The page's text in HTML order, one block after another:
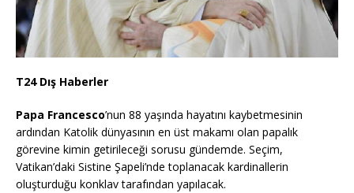
T24 Dış Haberler
Papa Francesco’nun 88 yaşında hayatını kaybetmesinin
ardından Katolik dünyasının en üst makamı olan papalık
görevine kimin getirileceği sorusu gündemde. Seçim,
Vatikan’daki Sistine Şapeli’nde toplanacak kardinallerin
oluşturduğu konklav tarafından yapılacak.